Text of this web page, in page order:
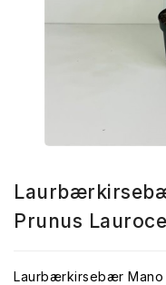
Prunus
Laurbærkirsebær Mano